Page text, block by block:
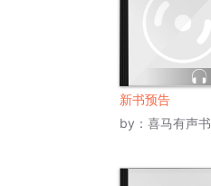
新书预告
by： 喜马有声书